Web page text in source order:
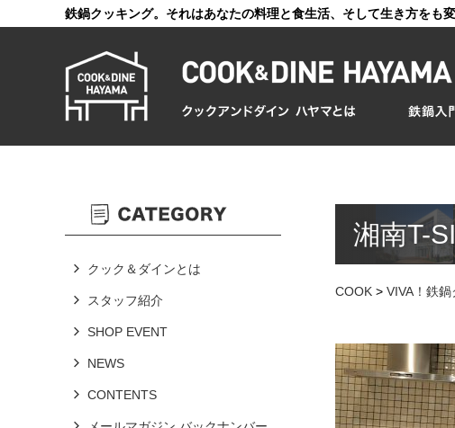
鉄鍋クッキング。それはあなたの料理と食生活、そして生き方をも変
湘南T-
COOK > VIVA！鉄
クック＆ダインとは
スタッフ紹介
SHOP EVENT
NEWS
CONTENTS